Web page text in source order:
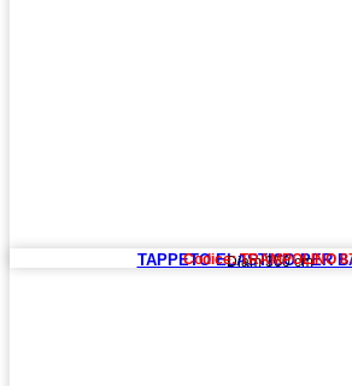
TAPPETO ELASTICO PER
Diam 360 cm
Codice: TRAMPOLINO